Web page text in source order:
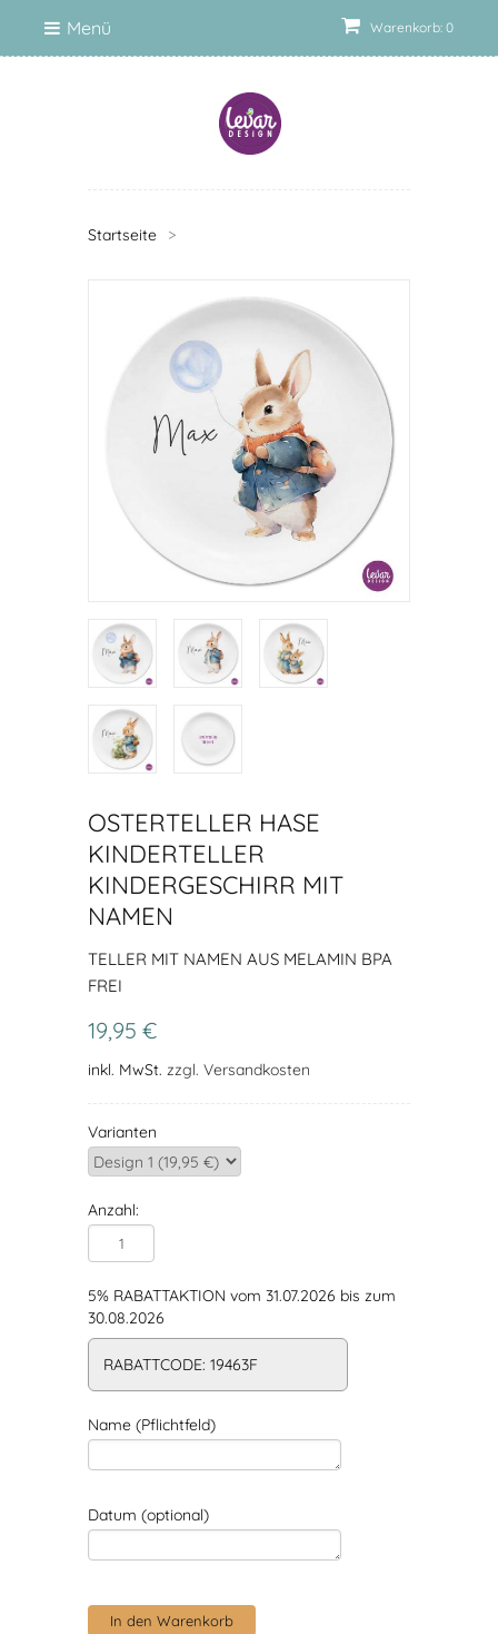
Warenkorb: 0
Menü
Startseite >
OSTERTELLER HASE
KINDERTELLER
KINDERGESCHIRR MIT
NAMEN
TELLER MIT NAMEN AUS MELAMIN BPA
FREI
19,95 €
inkl. MwSt. zzgl. Versandkosten
Varianten
Anzahl:
5% RABATTAKTION vom 31.07.2026 bis zum
30.08.2026
RABATTCODE: 19463F
Name (Pflichtfeld)
Datum (optional)